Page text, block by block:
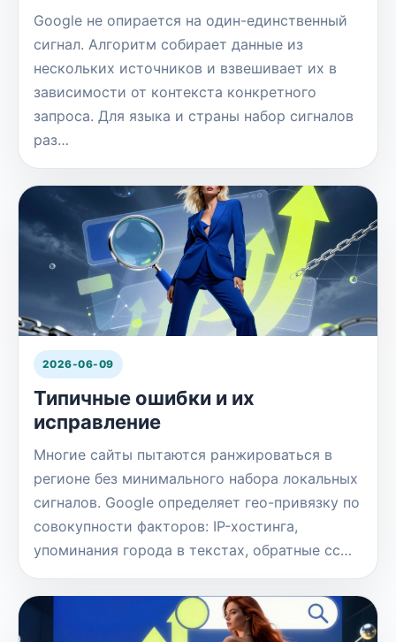
Google не опирается на один-единственный
сигнал. Алгоритм собирает данные из
нескольких источников и взвешивает их в
зависимости от контекста конкретного
запроса. Для языка и страны набор сигналов
раз…
2026-06-09
Типичные ошибки и их
исправление
Многие сайты пытаются ранжироваться в
регионе без минимального набора локальных
сигналов. Google определяет гео-привязку по
совокупности факторов: IP-хостинга,
упоминания города в текстах, обратные сс…